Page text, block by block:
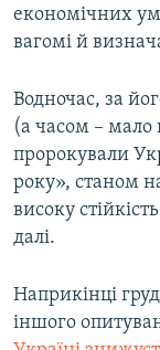
економічних
вагомі й
Водночас, за
(а часом – мало
пророкували
року», станом
високу
далі.
Наприкінці
іншого